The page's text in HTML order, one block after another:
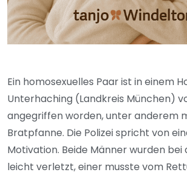
Ein homosexuelles Paar ist in einem
Unterhaching (Landkreis München)
angegriffen worden, unter anderem
Bratpfanne. Die Polizei spricht von
Motivation. Beide Männer wurden bei
leicht verletzt, einer musste vom